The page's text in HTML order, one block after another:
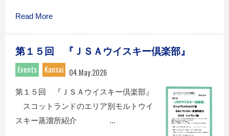
Read More
第１５回 『ＪＳＡウイスキー倶楽部』
Events
Kansai 04.May.2026
第１５回 『ＪＳＡウイスキー倶楽部』
スコットランドのエリア別モルトウイ
スキー蒸溜所紹介 ...